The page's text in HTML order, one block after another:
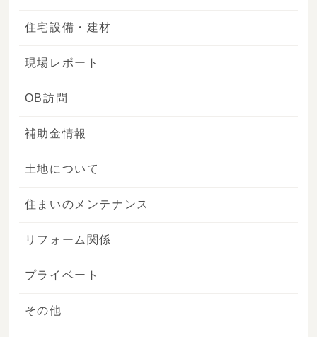
住宅設備・建材
現場レポート
OB訪問
補助金情報
土地について
住まいのメンテナンス
リフォーム関係
プライベート
その他